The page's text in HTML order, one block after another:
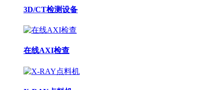
3D/CT检测设备
在线AXI检查